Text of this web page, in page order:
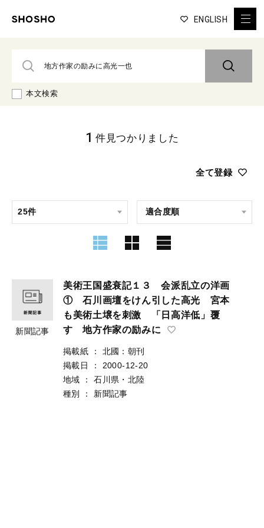
ENGLISH
本文検索
全て登録
1 件見つかりました
新聞記事
美術王国盛衰記１３ 会派乱立の洋画
① 石川画壇をけん引した高光 宮本
も美術土壌を刺激 「日高洋低」覆
す 地方作家の励みに
掲載紙 ：
北國：朝刊
掲載日
：
2000-12-20
地域
：
石川県・北陸
種別
： 新聞記事